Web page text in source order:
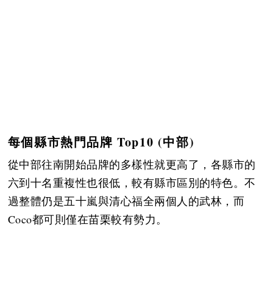
每個縣市熱門品牌 Top10 (中部)
從中部往南開始品牌的多樣性就更高了，各縣市的
六到十名重複性也很低，較有縣市區別的特色。不
過整體仍是五十嵐與清心福全兩個人的武林，而
Coco都可則僅在苗栗較有勢力。